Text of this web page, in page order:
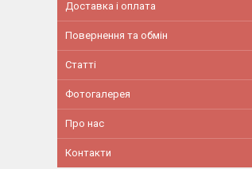
Доставка і оплата
Повернення та обмін
Статті
Фотогалерея
Про нас
Контакти